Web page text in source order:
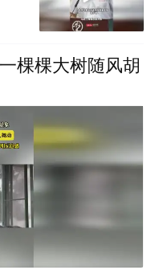
棵棵大树随风胡